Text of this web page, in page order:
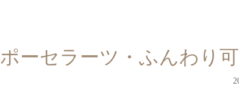
ポーセラーツ・ふんわり